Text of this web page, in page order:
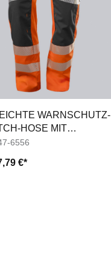
WARNSCHUTZ-
HOSE MIT
6556
€*